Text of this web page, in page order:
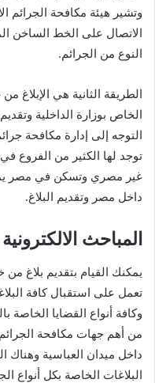
وتشير هيئة مكافحة الجرائم
الاتصال على الخط الساخن
النوع من الجرائم.
الطريقة الثانية هي
الخاص بوزارة الداخلية
التوجه إلى إدارة مكافحة
توجد لها الكثير من الفروع
غير مصري وتسكن في مصر
داخل مصر وتقديم البلاغ.
المباحث
يمكنك القيام بتقديم بلاغ من
تعمل على استقبال كافة
وكافة أنواع القضايا الخاصة
من أهم جهات مكافحة
داخل ميدان العباسية وهناك
البلاغات الخاصة بكل أنواع